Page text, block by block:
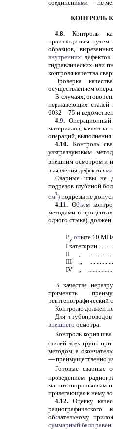
соединениями — не
КОНТРОЛЬ
4.8. Контроль
производиться
образцов,
внутренних дефектов
гидравлических или
контроля качества
Проверка
осуществлением
В случаях,
нержавеющих сталей
6032—75 и
4.9. Операционный
материалов, качества
операций, выполнения
4.10. Контроль
ультразвуковым
внешним осмотром и и
выявления дефектов
Сварные швы не
подрезов глубиной
см2) подрезы не допу
4.11. Объем контро
методами в
одного стыка), должен
Рy опыте 10
I категории
II „
III „
IV „
В качестве
применять
рентгенографический
Контролю должен
Для
внешнего осмотра.
Контроль корня
сталей всех групп при
методом а окончател
— преимущественно у
Готовые сварные
проведением
магнитопорошковым и
прилегающая к нему
4.12. Оценку
радиографического
обязательному
суммарный балл